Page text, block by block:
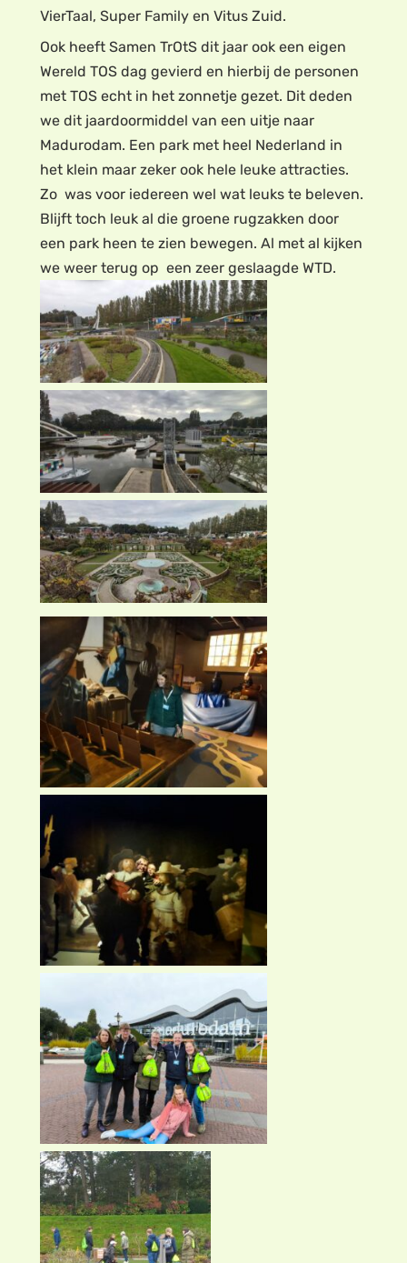
VierTaal, Super Family en Vitus Zuid.
Ook heeft Samen TrOtS dit jaar ook een eigen
Wereld TOS dag gevierd en hierbij de personen
met TOS echt in het zonnetje gezet. Dit deden
we dit jaardoormiddel van een uitje naar
Madurodam. Een park met heel Nederland in
het klein maar zeker ook hele leuke attracties.
Zo was voor iedereen wel wat leuks te beleven.
Blijft toch leuk al die groene rugzakken door
een park heen te zien bewegen. Al met al kijken
we weer terug op een zeer geslaagde WTD.